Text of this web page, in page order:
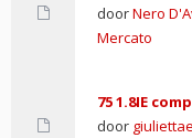
doorNero
Mercato
75 1.8IE
door